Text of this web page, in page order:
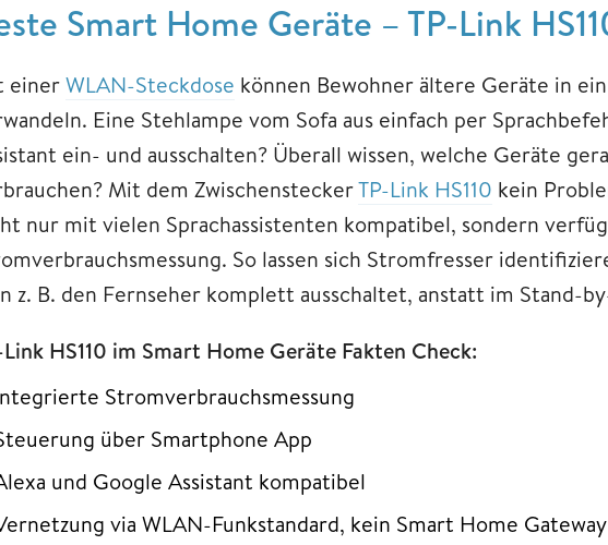
Smart Home Geräte – TP-Link
einerWLAN-Steckdose können Bewohner ältere Geräte in
Eine Stehlampe vom Sofa aus einfach per
ein- und ausschalten? Überall wissen, welche Geräte
Mit dem ZwischensteckerTP-Link HS110 kein
nur mit vielen Sprachassistenten kompatibel, sondern
So lassen sich Stromfresser
z. B. den Fernseher komplett ausschaltet, anstatt im Stand-
HS110 im Smart Home Geräte Fakten Check:
Stromverbrauchsmessung
über Smartphone App
und Google Assistant kompatibel
via WLAN-Funkstandard, kein Smart Home